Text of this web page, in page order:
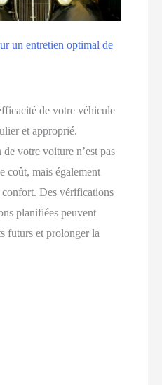
un entretien optimal de
de votre véhicule
et approprié.
votre voiture n’est pas
coût, mais également
confort. Des vérifications
planifiées peuvent
futurs et prolonger la